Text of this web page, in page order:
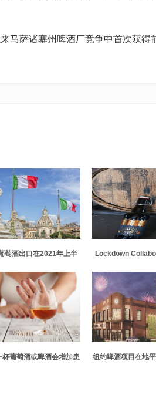
马萨诸塞州啤酒厂竞争中首次获
萄酒出口在2021年上半
Lockdown
杯葡萄酒或啤酒会增加患
纽约啤酒项目在地